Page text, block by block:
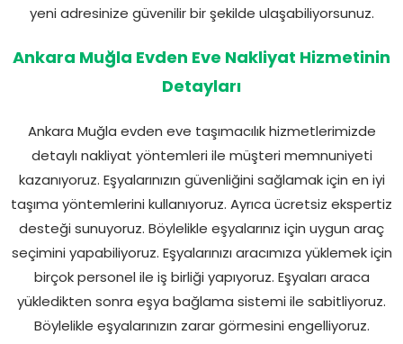
yeni adresinize güvenilir bir şekilde ulaşabiliyorsunuz.
Ankara Muğla Evden Eve Nakliyat Hizmetinin
Detayları
Ankara Muğla evden eve taşımacılık hizmetlerimizde
detaylı nakliyat yöntemleri ile müşteri memnuniyeti
kazanıyoruz. Eşyalarınızın güvenliğini sağlamak için en iyi
taşıma yöntemlerini kullanıyoruz. Ayrıca ücretsiz ekspertiz
desteği sunuyoruz. Böylelikle eşyalarınız için uygun araç
seçimini yapabiliyoruz. Eşyalarınızı aracımıza yüklemek için
birçok personel ile iş birliği yapıyoruz. Eşyaları araca
yükledikten sonra eşya bağlama sistemi ile sabitliyoruz.
Böylelikle eşyalarınızın zarar görmesini engelliyoruz.